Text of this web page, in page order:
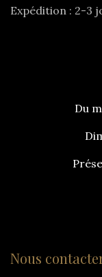
Expédition : 2-3
Du
Nous